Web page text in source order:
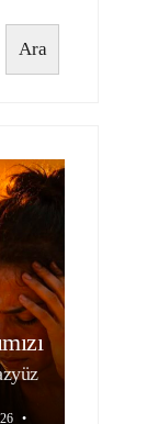
Ara
•